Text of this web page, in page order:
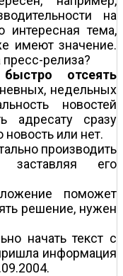
на
интересная тема,
имеют значение.
релиза?
отсеять
недельных
новостей
адресату сразу
новость или нет.
производить
заставляя его
поможет
решение, нужен
начать текст с
информация